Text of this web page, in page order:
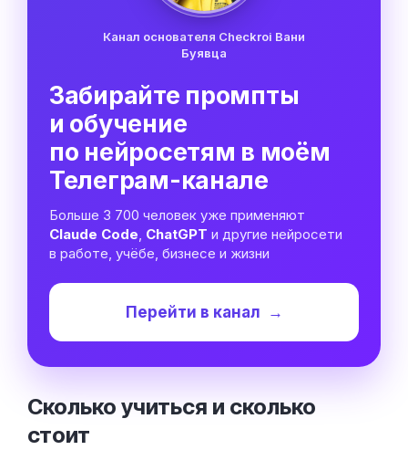
Канал основателя Checkroi Вани
Буявца
Забирайте промпты
и обучение
по нейросетям в моём
Телеграм-канале
Больше 3 700 человек уже применяют
Claude Code ChatGPT и другие нейросети
в работе, учёбе, бизнесе и жизни
Перейти в канал →
Сколько учиться и сколько
стоит